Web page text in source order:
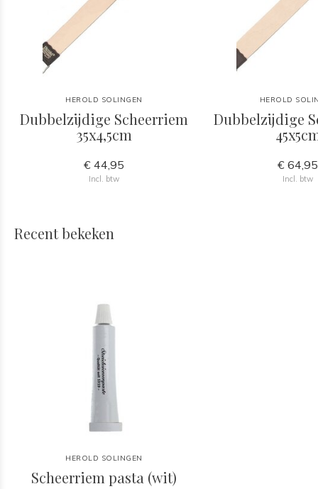
HEROLD SOLINGEN
Dubbelzijdige Scheerriem
35x4,5cm
€ 44,95
Incl. btw
HEROLD
Dubbelzijdige
€ 64,95
Incl. btw
Recent bekeken
HEROLD SOLINGEN
Scheerriem pasta (wit)